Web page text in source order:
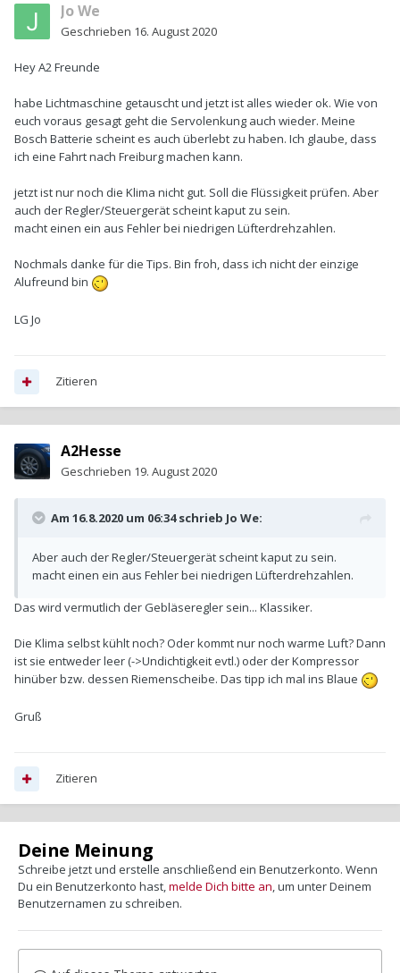
Jo We
Geschrieben 16. August 2020
Hey A2 Freunde
habe Lichtmaschine getauscht und jetzt ist alles wieder ok. Wie von
euch voraus gesagt geht die Servolenkung auch wieder. Meine
Bosch Batterie scheint es auch überlebt zu haben. Ich glaube, dass
ich eine Fahrt nach Freiburg machen kann.
jetzt ist nur noch die Klima nicht gut. Soll die Flüssigkeit prüfen. Aber
auch der Regler/Steuergerät scheint kaput zu sein.
macht einen ein aus Fehler bei niedrigen Lüfterdrehzahlen.
Nochmals danke für die Tips. Bin froh, dass ich nicht der einzige
Alufreund bin
LG Jo
Zitieren
A2Hesse
Geschrieben 19. August 2020
Am 16.8.2020 um 06:34 schrieb Jo We:
Aber auch der Regler/Steuergerät scheint kaput zu sein.
macht einen ein aus Fehler bei niedrigen Lüfterdrehzahlen.
Das wird vermutlich der Gebläseregler sein... Klassiker.
Die Klima selbst kühlt noch? Oder kommt nur noch warme Luft? Dann
ist sie entweder leer (->Undichtigkeit evtl.) oder der Kompressor
hinüber bzw. dessen Riemenscheibe. Das tipp ich mal ins Blaue
Gruß
Zitieren
Deine Meinung
Schreibe jetzt und erstelle anschließend ein Benutzerkonto. Wenn
Du ein Benutzerkonto hast,melde Dich bitte an, um unter Deinem
Benutzernamen zu schreiben.